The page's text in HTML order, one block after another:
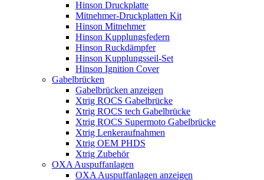
Hinson Druckplatte
Mitnehmer-Druckplatten Kit
Hinson Mitnehmer
Hinson Kupplungsfedern
Hinson Ruckdämpfer
Hinson Kupplungsseil-Set
Hinson Ignition Cover
Gabelbrücken
Gabelbrücken anzeigen
Xtrig ROCS Gabelbrücke
Xtrig ROCS tech Gabelbrücke
Xtrig ROCS Supermoto Gabelbrücke
Xtrig Lenkeraufnahmen
Xtrig OEM PHDS
Xtrig Zubehör
OXA Auspuffanlagen
OXA Auspuffanlagen anzeigen